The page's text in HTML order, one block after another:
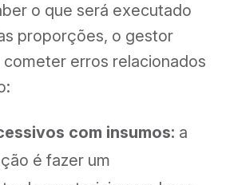
o que será executado
proporções, o gestor
erros relacionados
com insumos: a
é fazer um